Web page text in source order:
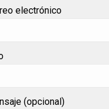
electrónico
(opcional)